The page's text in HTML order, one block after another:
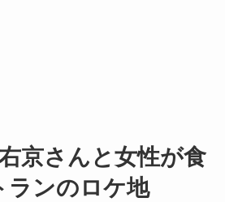
京さんと女性が食
ランのロケ地